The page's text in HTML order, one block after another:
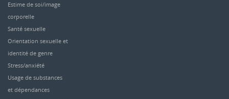
Estime de soi/image
corporelle
Santé sexuelle
Orientation sexuelle et
identité de genre
Stress/anxiété
Usage de substances
et dépendances